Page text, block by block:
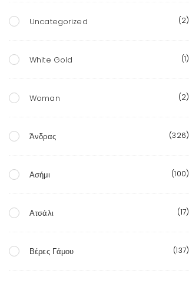
Uncategorized (2)
White Gold (1)
Woman (2)
Άνδρας (326)
Ασήμι (100)
Ατσάλι (17)
Βέρες Γάμου (137)